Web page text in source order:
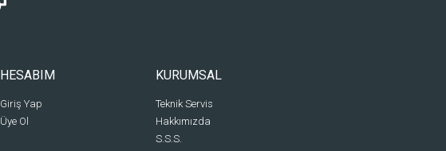
HESABIM
Giriş Yap
Üye Ol
KURUMSAL
Teknik Servis
Hakkımızda
S.S.S.